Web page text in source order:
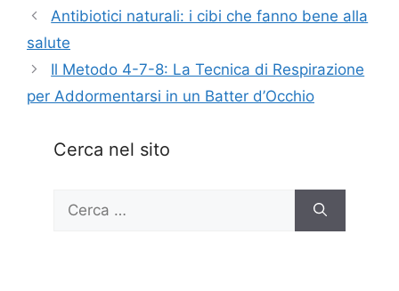
Antibiotici naturali: i cibi che fanno bene alla
salute
Il Metodo 4-7-8: La Tecnica di Respirazione
per Addormentarsi in un Batter d’Occhio
Cerca nel sito
Ricerca